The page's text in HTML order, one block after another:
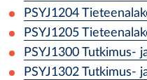
PSYJ1204
PSYJ1205
PSYJ1300 Tutkimus-
PSYJ1302 Tutkimus-